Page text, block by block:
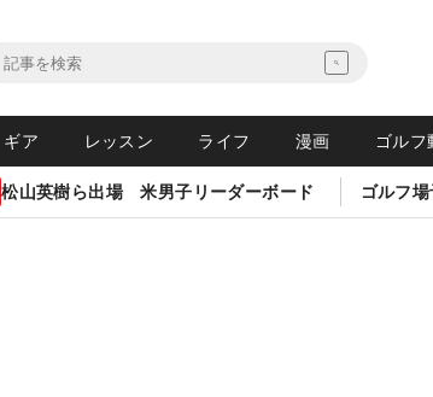
ギア レッスン ライフ 漫画 ゴルフ
松山英樹ら出場 米男子リーダーボード ゴルフ